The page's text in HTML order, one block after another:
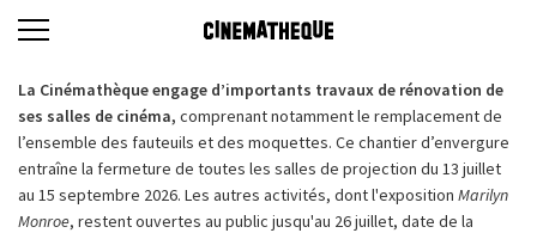
La Cinémathèque engage d’importants travaux de rénovation de
ses salles de cinéma, comprenant notamment le remplacement de
l’ensemble des fauteuils et des moquettes. Ce chantier d’envergure
entraîne la fermeture de toutes les salles de projection du 13 juillet
au 15 septembre 2026. Les autres activités, dont l'exposition Marilyn
Monroe, restent ouvertes au public jusqu'au 26 juillet, date de la